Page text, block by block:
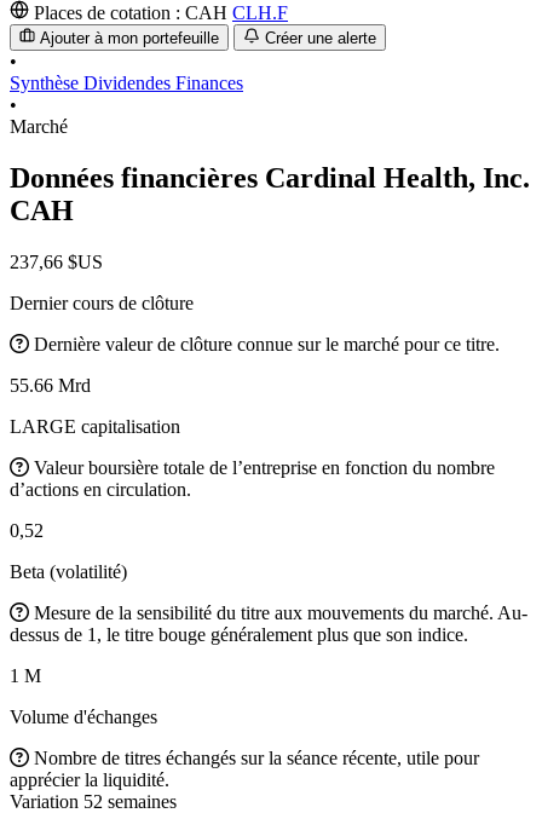
Places de cotation : CAH CLH.F
Ajouter à mon portefeuille Créer une alerte
•
Synthèse Dividendes Finances
•
Marché
Données financières Cardinal Health, Inc.
CAH
237,66 $US
Dernier cours de clôture
Dernière valeur de clôture connue sur le marché pour ce titre.
55.66 Mrd
LARGE capitalisation
Valeur boursière totale de l’entreprise en fonction du nombre
d’actions en circulation.
0,52
Beta (volatilité)
Mesure de la sensibilité du titre aux mouvements du marché. Au-
dessus de 1, le titre bouge généralement plus que son indice.
1 M
Volume d'échanges
Nombre de titres échangés sur la séance récente, utile pour
apprécier la liquidité.
Variation 52 semaines